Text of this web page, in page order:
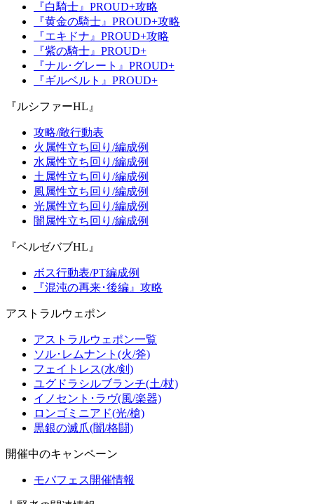
『白騎士』PROUD+攻略
『黄金の騎士』PROUD+攻略
『エキドナ』PROUD+攻略
『紫の騎士』PROUD+
『ナル･グレート』PROUD+
『ギルベルト』PROUD+
『ルシファーHL』
攻略/敵行動表
火属性立ち回り/編成例
水属性立ち回り/編成例
土属性立ち回り/編成例
風属性立ち回り/編成例
光属性立ち回り/編成例
闇属性立ち回り/編成例
『ベルゼバブHL』
ボス行動表/PT編成例
『混沌の再来･後編』攻略
アストラルウェポン
アストラルウェポン一覧
ソル･レムナント(火/斧)
フェイトレス(水/剣)
ユグドラシルブランチ(土/杖)
イノセント･ラヴ(風/楽器)
ロンゴミニアド(光/槍)
黒銀の滅爪(闇/格闘)
開催中のキャンペーン
モバフェス開催情報